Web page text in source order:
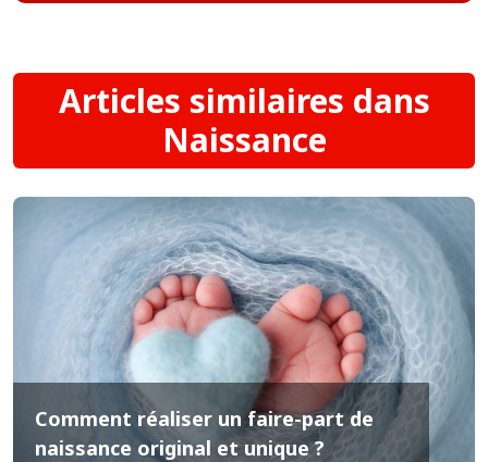
Articles similaires dans
Naissance
Comment réaliser un faire-part de
naissance original et unique ?